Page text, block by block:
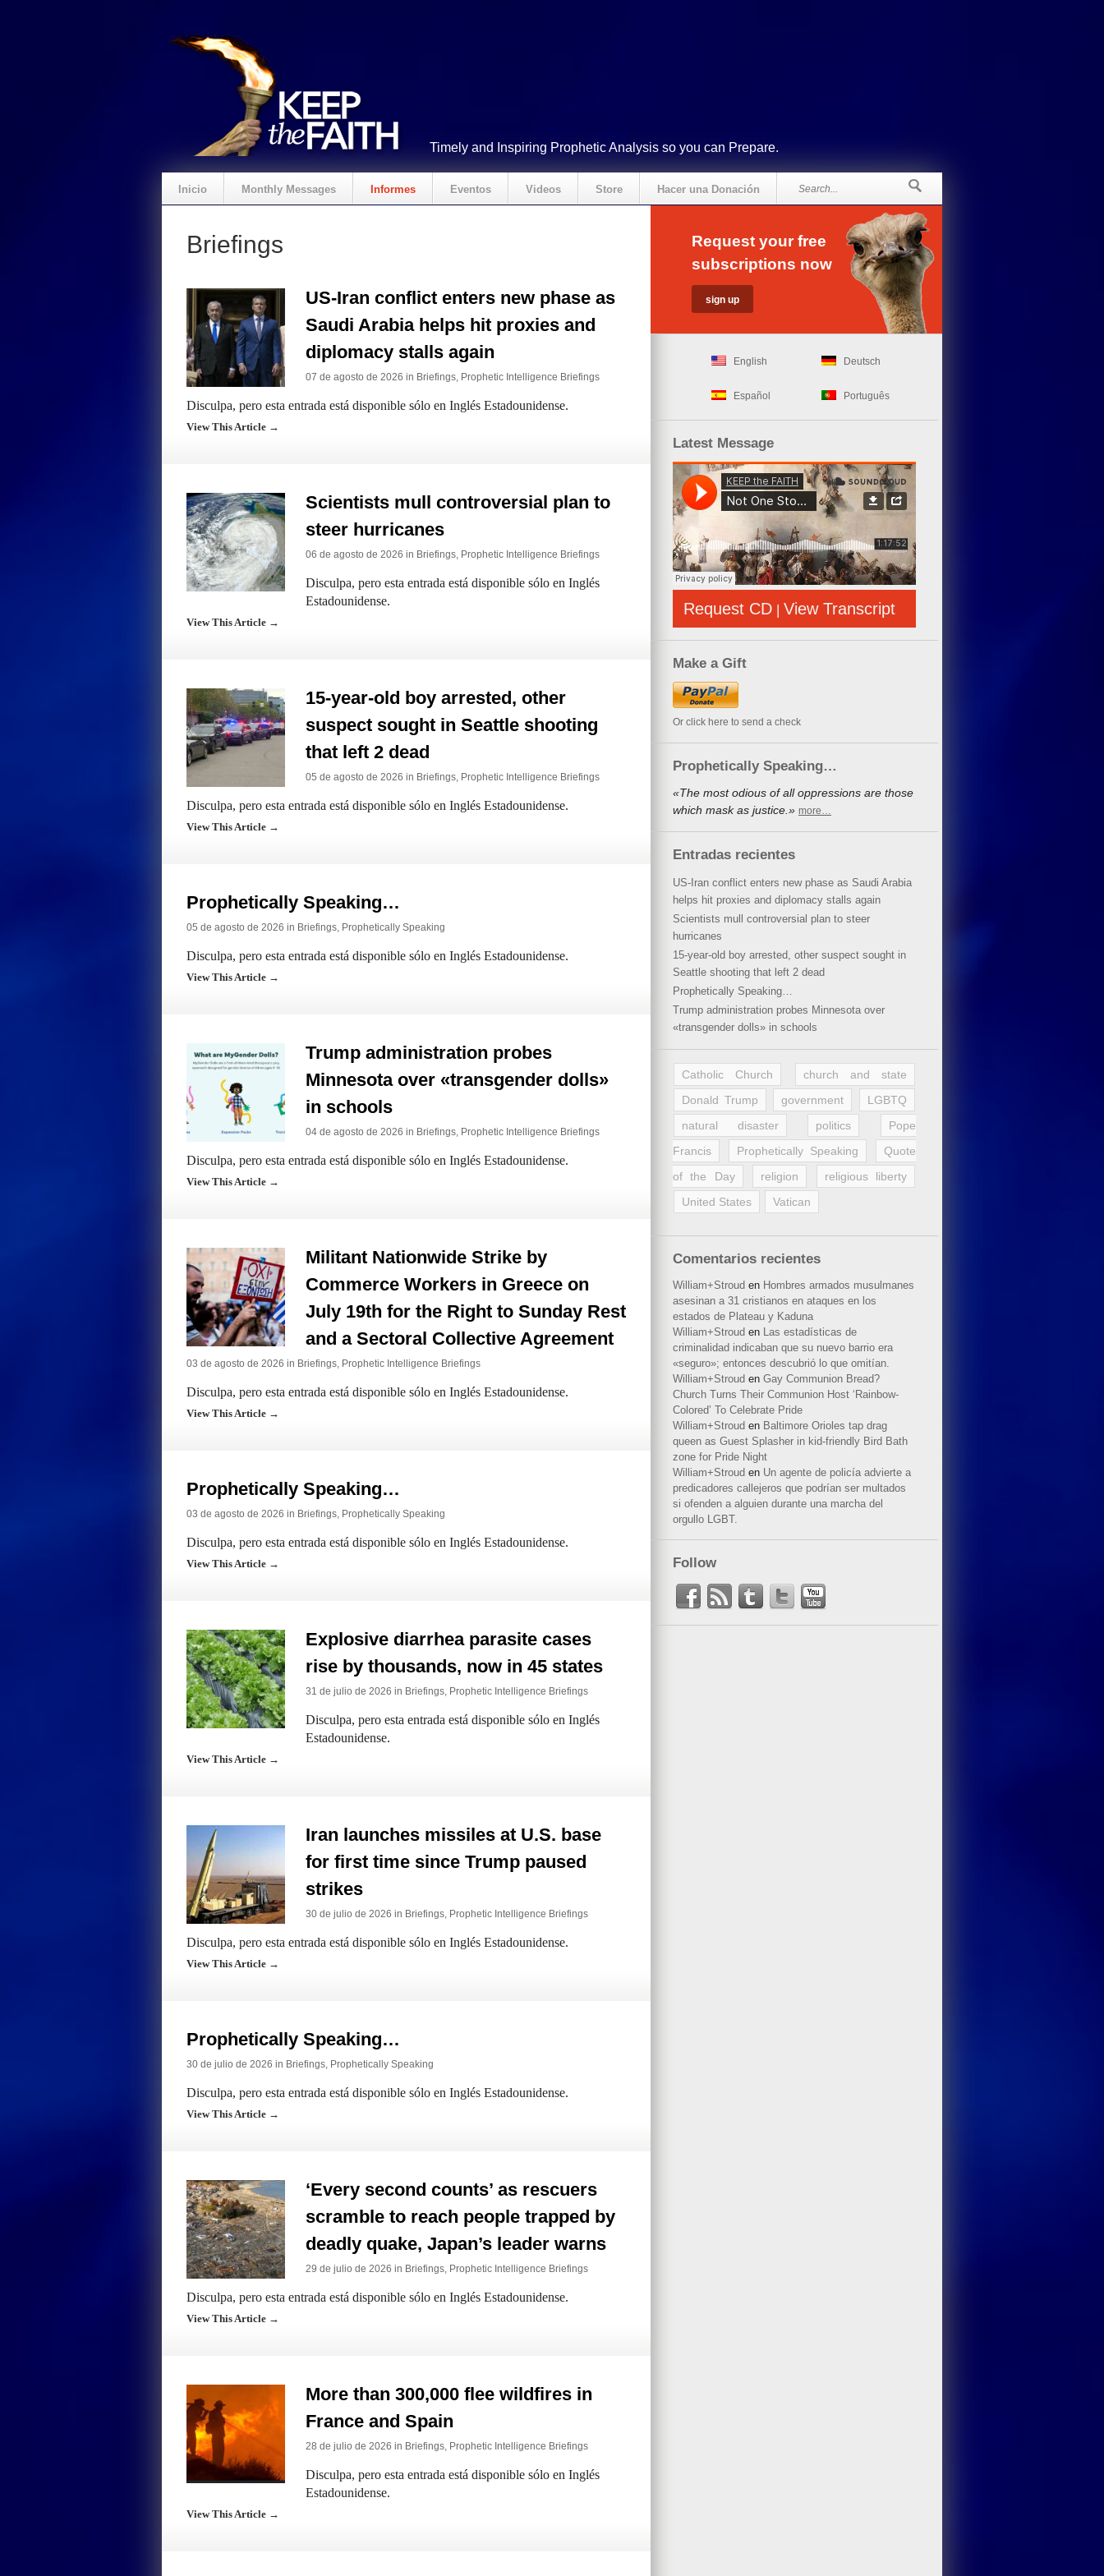
Timely and Inspiring Prophetic Analysis so you can Prepare.
Inicio Monthly Messages Informes Eventos Videos Store Hacer una Donación
Briefings
US-Iran conflict enters new phase as
Saudi Arabia helps hit proxies and
diplomacy stalls again
07 de agosto de 2026 in Briefings, Prophetic Intelligence Briefings
Disculpa, pero esta entrada está disponible sólo en Inglés Estadounidense.
View This Article →
Scientists mull controversial plan to
steer hurricanes
06 de agosto de 2026 in Briefings, Prophetic Intelligence Briefings
Disculpa, pero esta entrada está disponible sólo en Inglés
Estadounidense.
View This Article →
15-year-old boy arrested, other
suspect sought in Seattle shooting
that left 2 dead
05 de agosto de 2026 in Briefings, Prophetic Intelligence Briefings
Disculpa, pero esta entrada está disponible sólo en Inglés Estadounidense.
View This Article →
Prophetically Speaking…
05 de agosto de 2026 in Briefings, Prophetically Speaking
Disculpa, pero esta entrada está disponible sólo en Inglés Estadounidense.
View This Article →
Trump administration probes
Minnesota over «transgender dolls»
in schools
04 de agosto de 2026 in Briefings, Prophetic Intelligence Briefings
Disculpa, pero esta entrada está disponible sólo en Inglés Estadounidense.
View This Article →
Militant Nationwide Strike by
Commerce Workers in Greece on
July 19th for the Right to Sunday Rest
and a Sectoral Collective Agreement
03 de agosto de 2026 in Briefings, Prophetic Intelligence Briefings
Disculpa, pero esta entrada está disponible sólo en Inglés Estadounidense.
View This Article →
Prophetically Speaking…
03 de agosto de 2026 in Briefings, Prophetically Speaking
Disculpa, pero esta entrada está disponible sólo en Inglés Estadounidense.
View This Article →
Explosive diarrhea parasite cases
rise by thousands, now in 45 states
31 de julio de 2026 in Briefings, Prophetic Intelligence Briefings
Disculpa, pero esta entrada está disponible sólo en Inglés
Estadounidense.
View This Article →
Iran launches missiles at U.S. base
for first time since Trump paused
strikes
30 de julio de 2026 in Briefings, Prophetic Intelligence Briefings
Disculpa, pero esta entrada está disponible sólo en Inglés Estadounidense.
View This Article →
Prophetically Speaking…
30 de julio de 2026 in Briefings, Prophetically Speaking
Disculpa, pero esta entrada está disponible sólo en Inglés Estadounidense.
View This Article →
‘Every second counts’ as rescuers
scramble to reach people trapped by
deadly quake, Japan’s leader warns
29 de julio de 2026 in Briefings, Prophetic Intelligence Briefings
Disculpa, pero esta entrada está disponible sólo en Inglés Estadounidense.
View This Article →
More than 300,000 flee wildfires in
France and Spain
28 de julio de 2026 in Briefings, Prophetic Intelligence Briefings
Disculpa, pero esta entrada está disponible sólo en Inglés
Estadounidense.
View This Article →
Request your free
subscriptions now
English Deutsch
Español Português
Latest Message
Request CD | View Transcript
Make a Gift
Or click here to send a check
Prophetically Speaking…
«The most odious of all oppressions are those
which mask as justice.» more…
Entradas recientes
US-Iran conflict enters new phase as Saudi Arabia
helps hit proxies and diplomacy stalls again
Scientists mull controversial plan to steer
hurricanes
15-year-old boy arrested, other suspect sought in
Seattle shooting that left 2 dead
Prophetically Speaking…
Trump administration probes Minnesota over
«transgender dolls» in schools
Catholic Church
church and state
Donald Trump
government
LGBTQ
natural disaster
politics
Pope
Francis
Prophetically Speaking
Quote
of the Day
religion
religious liberty
United States
Vatican
Comentarios recientes
William+Stroud en Hombres armados musulmanes
asesinan a 31 cristianos en ataques en los
estados de Plateau y Kaduna
William+Stroud en Las estadísticas de
criminalidad indicaban que su nuevo barrio era
«seguro»; entonces descubrió lo que omitían.
William+Stroud en Gay Communion Bread?
Church Turns Their Communion Host ‘Rainbow-
Colored’ To Celebrate Pride
William+Stroud en Baltimore Orioles tap drag
queen as Guest Splasher in kid-friendly Bird Bath
zone for Pride Night
William+Stroud en Un agente de policía advierte a
predicadores callejeros que podrían ser multados
si ofenden a alguien durante una marcha del
orgullo LGBT.
Follow